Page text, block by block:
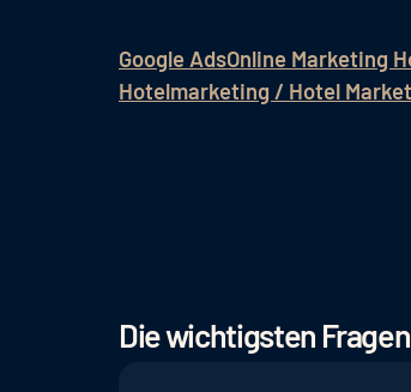
Google AdsOnline Marketing
Hotelmarketing / Hotel
Die wichtigsten